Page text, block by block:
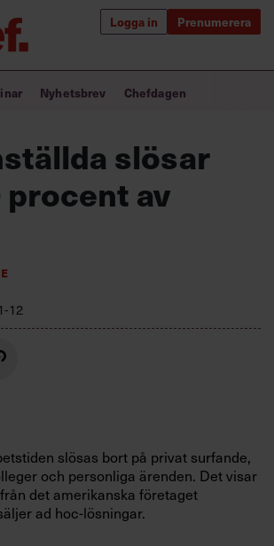
Logga in Prenumerera
förändrar världen
för ledare
utbildningar
Nyhetsbrev Chefdagen
slösar
av
12
slösas bort på privat surfande,
och personliga ärenden. Det visar
det amerikanska företaget
ad hoc-lösningar.